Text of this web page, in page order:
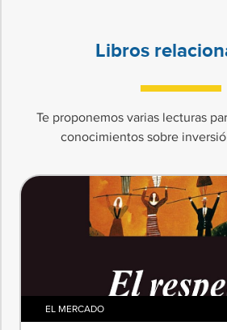
Libros
Te proponemos varias lecturas
conocimientos sobre
EL MERCADO